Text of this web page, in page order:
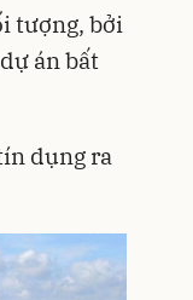
tượng, bởi
án bất
dụng ra